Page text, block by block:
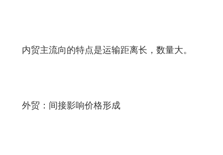
内贸主流向的特点是运输距离长，数量大。
外贸：间接影响价格形成